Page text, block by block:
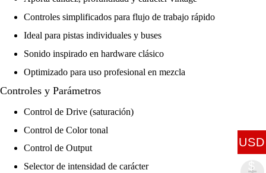
Controles simplificados para flujo de trabajo rápido
Ideal para pistas individuales y buses
Sonido inspirado en hardware clásico
Optimizado para uso profesional en mezcla
Controles y Parámetros
Control de Drive (saturación)
Control de Color tonal
Control de Output
Selector de intensidad de carácter
USD
$